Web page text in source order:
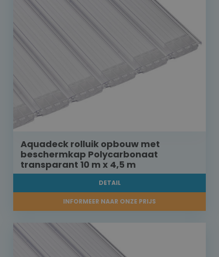
Aquadeck rolluik opbouw met
beschermkap Polycarbonaat
transparant 10 m x 4,5 m
DETAIL
INFORMEER NAAR ONZE PRIJS